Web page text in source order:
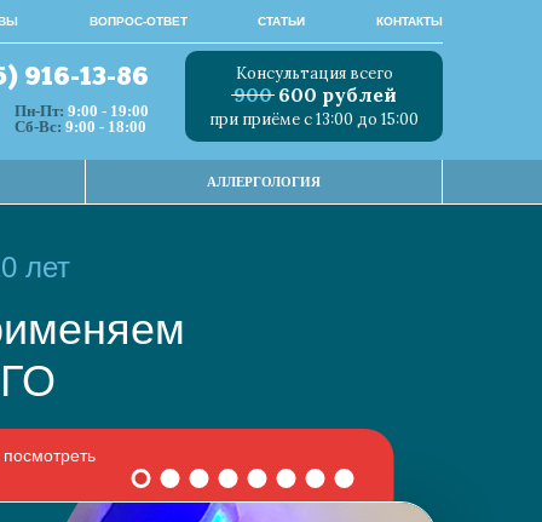
ВОПРОС-ОТВЕТ СТАТЬИ КОНТАКТЫ
916-13-86
Пн-Пт: 9:00 - 19:00
Сб-Вс: 9:00 - 18:00
Консультация всего
900 600 рублей
при приёме с 13:00 до 15:00
АЛЛЕРГОЛОГИЯ
лет